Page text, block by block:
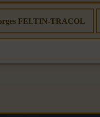
FELTIN-TRACOL